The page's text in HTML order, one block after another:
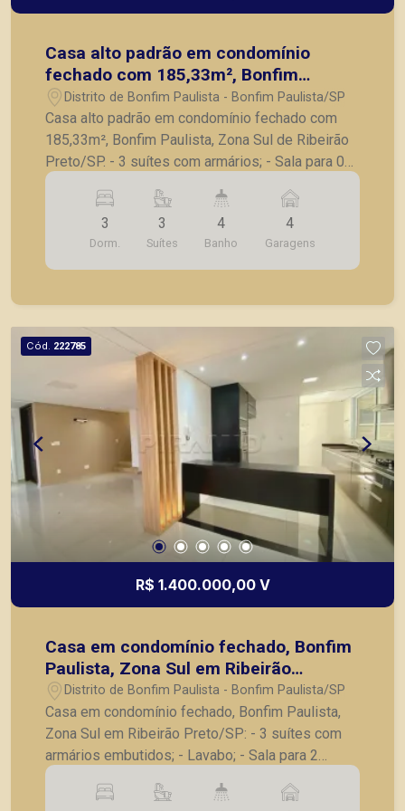
Casa alto padrão em condomínio
fechado com 185,33m², Bonfim
Paulista, Zona Sul de Ribeirão
Preto/SP.
Distrito de Bonfim Paulista - Bonfim Paulista/SP
Casa alto padrão em condomínio fechado com
185,33m², Bonfim Paulista, Zona Sul de Ribeirão
Preto/SP. - 3 suítes com armários; - Sala para 02
ambientes; - Lavabo; - Cozinha com armários; -
Área de serviço; - Área gourmet completa; - 4
vagas de garagem. A Piramid tem como objetivo
atender seus clientes com agilidade e segurança,
em locação, vendas de imóveis prontos, usados
3
Dorm.
3
Suítes
4
Banho
4
Garagens
Cód. 222785
R$ 1.400.000,00 V
Casa em condomínio fechado, Bonfim
Paulista, Zona Sul em Ribeirão
Preto/SP:
Distrito de Bonfim Paulista - Bonfim Paulista/SP
Casa em condomínio fechado, Bonfim Paulista,
Zona Sul em Ribeirão Preto/SP: - 3 suítes com
armários embutidos; - Lavabo; - Sala para 2
ambientes pé direito alto; - Varanda gourmet
completa com armários fechada com vidro; -